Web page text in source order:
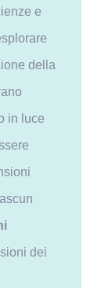
e
della
in luce
dei